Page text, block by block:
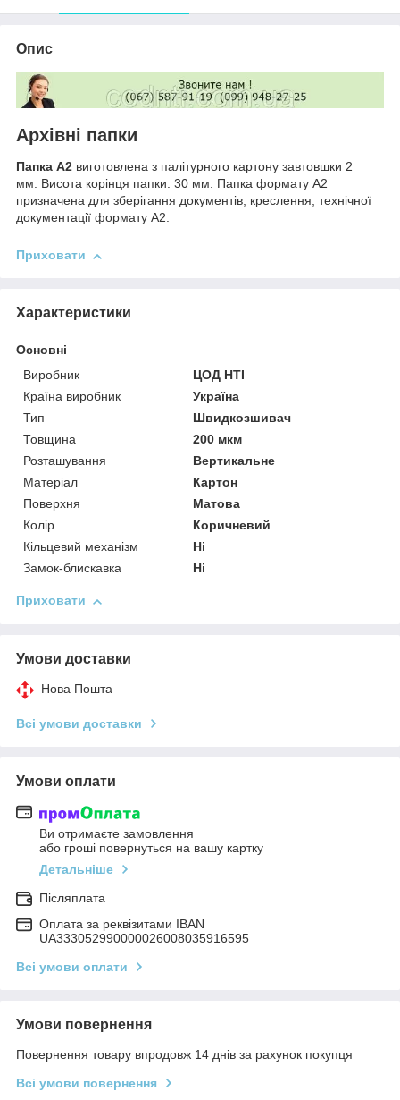
Опис
Архівні папки
Папка А2 виготовлена з палітурного картону завтовшки 2
мм. Висота корінця папки: 30 мм. Папка формату А2
призначена для зберігання документів, креслення, технічної
документації формату А2.
Приховати
Характеристики
Основні
Виробник
ЦОД НТІ
Країна виробник
Україна
Тип
Швидкозшивач
Товщина
200 мкм
Розташування
Вертикальне
Матеріал
Картон
Поверхня
Матова
Колір
Коричневий
Кільцевий механізм
Ні
Замок-блискавка
Ні
Приховати
Умови доставки
Нова Пошта
Всі умови доставки
Умови оплати
Ви отримаєте замовлення
або гроші повернуться на вашу картку
Детальніше
Післяплата
Оплата за реквізитами IBAN
UA333052990000026008035916595
Всі умови оплати
Умови повернення
Повернення товару впродовж 14 днів за рахунок покупця
Всі умови повернення